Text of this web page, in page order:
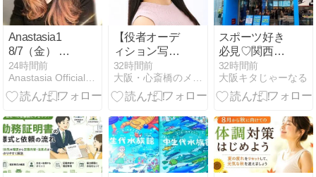
Anastasia1
8/7（金） ご
出演の先生
24時間前
Anastasia Official Blog
【役者オーデ
ィション写
真】舞台｜大
阪市・心斎
橋・フォトス
32時間前
大阪・心斎橋のメイクができる写真スタジオ
スポーツ好き
必見♡関西初
の旗艦店
「Alpen
OSAKA」が梅
誕生！【8/7】
32時間前
大阪キタじゃーなる